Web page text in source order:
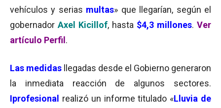
vehículos y serias multas» que llegarían, según el
gobernador Axel Kicillof, hasta $4,3 millones. Ver
artículo Perfil .
Las medidas llegadas desde el Gobierno generaron
la inmediata reacción de algunos sectores.
Iprofesional
realizó un informe titulado «Lluvia de